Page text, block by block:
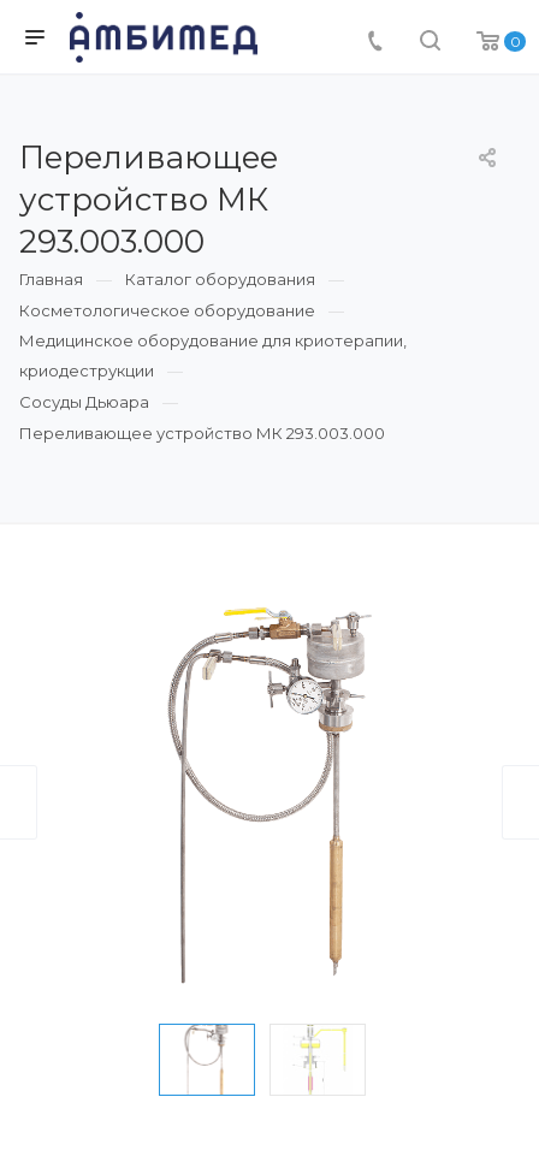
0
Переливающее
устройство МК
293.003.000
Главная
Каталог оборудования
Косметологическое оборудование
Медицинское оборудование для криотерапии,
криодеструкции
Сосуды Дьюара
Переливающее устройство МК 293.003.000